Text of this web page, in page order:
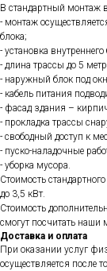
В стандартный монтаж
- монтаж
блока;
- установка
- длина трассы до 5
- наружный блок под
- кабель питания
- фасад здания –
- прокладка трассы
- свободный доступ к
- пуско-наладочные
- уборка мусора.
Стоимость
до 3,5 кВт.
Стоимость
смогут посчитать наши
Доставка и оплата
При оказании услуг
осуществляется после